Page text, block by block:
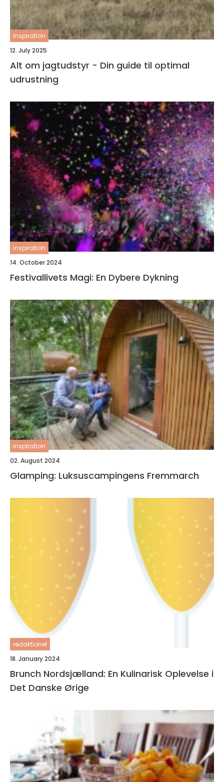
inspiration
12. July 2025
Alt om jagtudstyr - Din guide til optimal
udrustning
inspiration
14. October 2024
Festivallivets Magi: En Dybere Dykning
inspiration
02. August 2024
Glamping: Luksuscampingens Fremmarch
redaktionel
18. January 2024
Brunch Nordsjælland: En Kulinarisk Oplevelse i
Det Danske Ørige